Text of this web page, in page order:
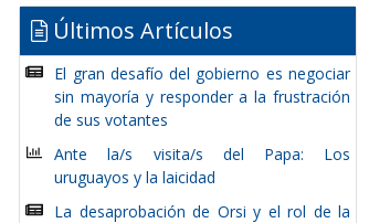
Últimos Artículos
El gran desafío del gobierno es negociar
sin mayoría y responder a la frustración
de sus votantes
Ante la/s visita/s del Papa: Los
uruguayos y la laicidad
La desaprobación de Orsi y el rol de la